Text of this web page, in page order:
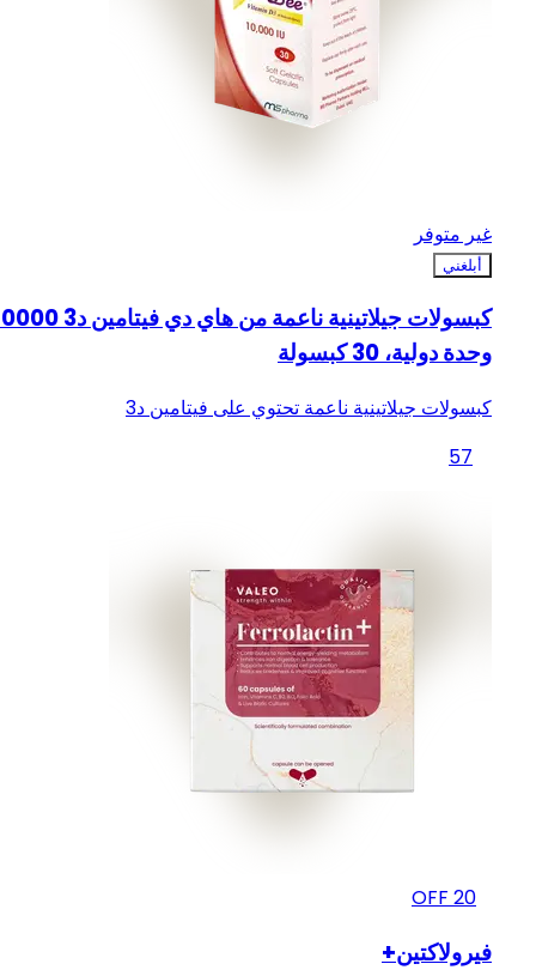
غير متوفر
أبلغني
كبسولات جيلاتينية ناعمة من هاي دي
وحدة دولية، 30 كبسولة
كبسولات جيلاتينية ناعمة تحتوي على فيتامين د3
57
20
فيرولاكتين+